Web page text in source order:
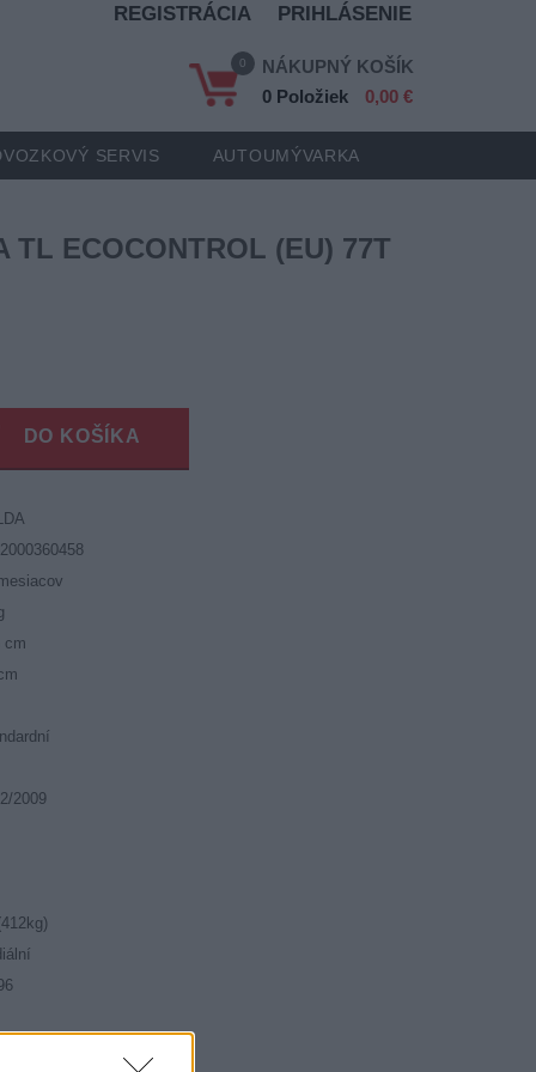
TL ECOCONTROL (EU) 77T
DO KOŠÍKA
cm
2009
REGISTRÁCIA PRIHLÁSENIE
0
NÁKUPNÝ KOŠÍK
0 Položiek
0,00 €
SERVIS AUTOUMÝVARKA